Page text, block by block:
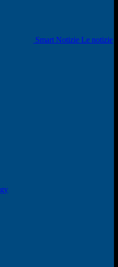
Smart Notizie Le notizie